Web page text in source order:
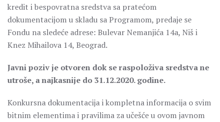
kredit i bespovratna sredstva sa pratećom
dokumentacijom u skladu sa Programom, predaje se
Fondu na sledeće adrese: Bulevar Nemanjića 14a, Niš i
Knez Mihailova 14, Beograd.
Javni poziv je otvoren dok se raspoloživa sredstva ne
utroše, a najkasnije do 31.12.2020. godine.
Konkursna dokumentacija i kompletna informacija o svim
bitnim elementima i pravilima za učešće u ovom javnom